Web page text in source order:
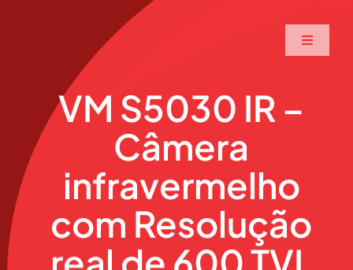
Toggle
Serviços
Soluções
VM S5030 IR –
Câmera
infravermelho
com Resolução